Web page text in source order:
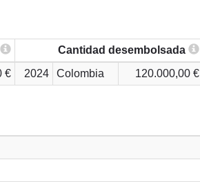
Cantidad desembolsada
€ 2024 Colombia 120.000,00 €